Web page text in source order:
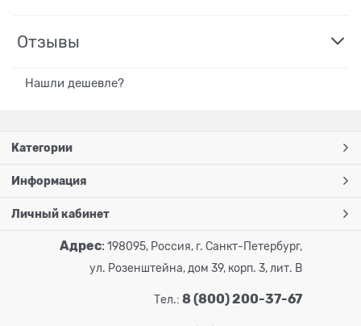
Отзывы
Нашли дешевле?
Категории
Информация
Личный кабинет
Адрес: 198095, Россия, г. Санкт-Петербург,
ул. Розенштейна, дом 39, корп. 3, лит. В
Тел.: 8 (800) 200-37-67